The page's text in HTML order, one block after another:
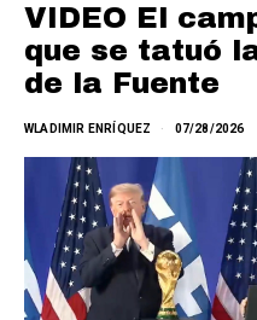
VIDEO El
que se tatuó
de la Fuente
WLADIMIR ENRÍQUEZ 07/28/2026